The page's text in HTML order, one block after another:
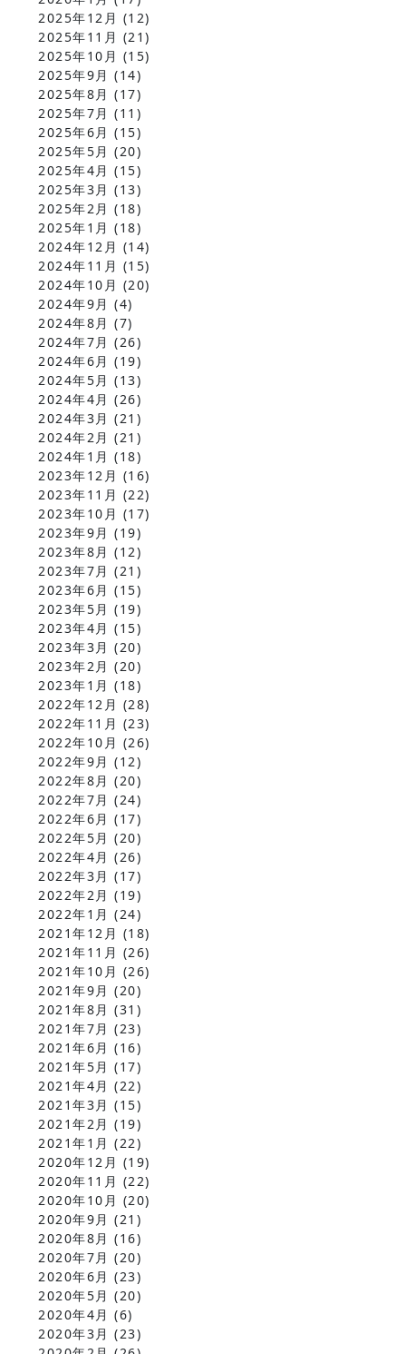
2025年12月 (12)
2025年11月 (21)
2025年10月 (15)
2025年9月 (14)
2025年8月 (17)
2025年7月 (11)
2025年6月 (15)
2025年5月 (20)
2025年4月 (15)
2025年3月 (13)
2025年2月 (18)
2025年1月 (18)
2024年12月 (14)
2024年11月 (15)
2024年10月 (20)
2024年9月 (4)
2024年8月 (7)
2024年7月 (26)
2024年6月 (19)
2024年5月 (13)
2024年4月 (26)
2024年3月 (21)
2024年2月 (21)
2024年1月 (18)
2023年12月 (16)
2023年11月 (22)
2023年10月 (17)
2023年9月 (19)
2023年8月 (12)
2023年7月 (21)
2023年6月 (15)
2023年5月 (19)
2023年4月 (15)
2023年3月 (20)
2023年2月 (20)
2023年1月 (18)
2022年12月 (28)
2022年11月 (23)
2022年10月 (26)
2022年9月 (12)
2022年8月 (20)
2022年7月 (24)
2022年6月 (17)
2022年5月 (20)
2022年4月 (26)
2022年3月 (17)
2022年2月 (19)
2022年1月 (24)
2021年12月 (18)
2021年11月 (26)
2021年10月 (26)
2021年9月 (20)
2021年8月 (31)
2021年7月 (23)
2021年6月 (16)
2021年5月 (17)
2021年4月 (22)
2021年3月 (15)
2021年2月 (19)
2021年1月 (22)
2020年12月 (19)
2020年11月 (22)
2020年10月 (20)
2020年9月 (21)
2020年8月 (16)
2020年7月 (20)
2020年6月 (23)
2020年5月 (20)
2020年4月 (6)
2020年3月 (23)